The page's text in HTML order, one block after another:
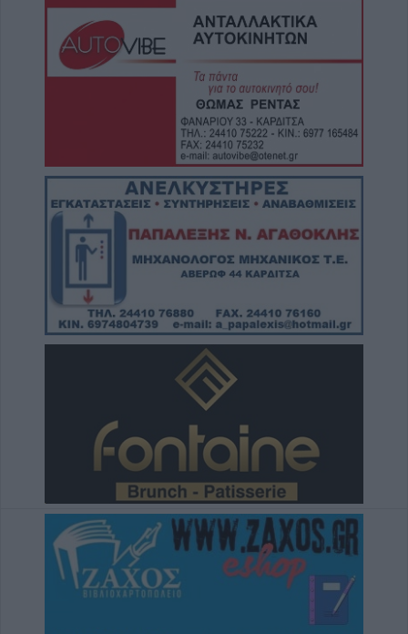
Την Κυριακή 9 Αυγούστου το ετήσιο
μνημόσυνο του Γεώργιου Διαμάντη
5 Αυγούστου 2026, 08:25
Προκριματικά Champions League:
Προβάδισμα με... buzzer-beater η Λέφσκι,
«ματσάρα» 3-3 στο Σεν Ζιλουάζ-Μπόντο/
5 Αυγούστου 2026, 07:55
Στον Παναθηναϊκό με δανεισμό ο Λιβάι
Γκαρσία
5 Αυγούστου 2026, 07:51
Αρχιτεκτονικές μελέτες “VAIU”: Μια πιο
μοντέρνα εκδοχή του χώρου σας, με άνεση,
κομψότητα & στυλ!
Με το δεξί στο τουρνουά Masters 1000 του
Μόντρεαλ ο Στ. Τσιτσιπάς
4 Αυγούστου 2026, 23:24
Νέα απόφαση για επιχορηγήσεις πληγέντων
στην Π.Ε. Καρδίτσας από τις πλημμύρες του
Σεπτεμβρίου 2023
4 Αυγούστου 2026, 23:05
Κόλλησε στο μηδέν ο Ολυμπιακός με τη
Ναϊμέγκεν
4 Αυγούστου 2026, 22:55